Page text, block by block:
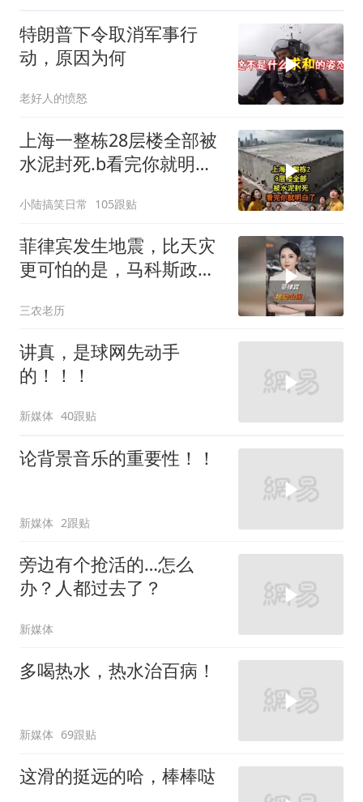
特朗普下令取消军事行
动，原因为何
老好人的愤怒
上海一整栋28层楼全部被
水泥封死.b看完你就明白
小陆搞笑日常 105跟贴
菲律宾发生地震，比天灾
更可怕的是，马科斯政府
三农老历
讲真，是球网先动手
的！！！
新媒体 40跟贴
论背景音乐的重要性！！
新媒体 2跟贴
旁边有个抢活的…怎么
办？人都过去了？
新媒体
多喝热水，热水治百病！
新媒体 69跟贴
这滑的挺远的哈，棒棒哒